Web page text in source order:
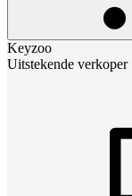
Keyzoo
Uitstekende verkoper